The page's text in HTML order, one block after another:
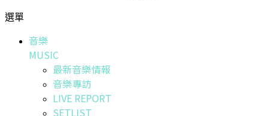
選單
音樂
MUSIC
最新音樂情報
音樂專訪
LIVE REPORT
SETLIST